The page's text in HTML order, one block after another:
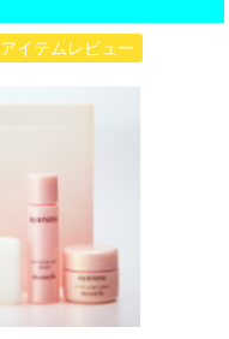
アイテムレビュー